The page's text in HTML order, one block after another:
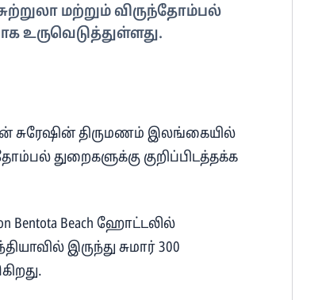
மற்றும் விருந்தோம்பல்
உருவெடுத்துள்ளது.
சுரேஷின் திருமணம் இலங்கையில்
துறைகளுக்கு குறிப்பிடத்தக்க
Bentota Beach ஹோட்டலில்
இருந்து சுமார் 300